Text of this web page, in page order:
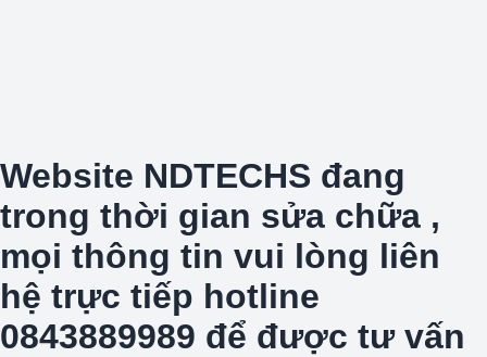
Website NDTECHS đang
trong thời gian sửa chữa ,
mọi thông tin vui lòng liên
hệ trực tiếp hotline
0843889989 để được tư vấn